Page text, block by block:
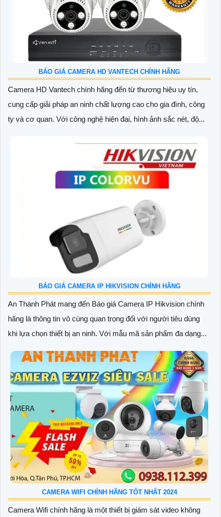
BÁO GIÁ CAMERA HD VANTECH CHÍNH HÃNG
Camera HD Vantech chính hãng đến từ thương hiệu uy tín,
cung cấp giải pháp an ninh chất lượng cao cho gia đình, công
ty và cơ quan. Với công nghệ hiện đại, hình ảnh sắc nét, độ...
BÁO GIÁ CAMERA IP HIKVISION CHÍNH HÃNG
An Thành Phát mang đến Báo giá Camera IP Hikvision chính
hãng là thông tin vô cùng quan trọng đối với người tiêu dùng
khi lựa chọn thiết bị an ninh. Với mẫu mã sản phẩm đa dạng...
CAMERA WIFI CHÍNH HÃNG TỐT NHẤT 2024
Camera Wifi chính hãng là một thiết bị giám sát video không